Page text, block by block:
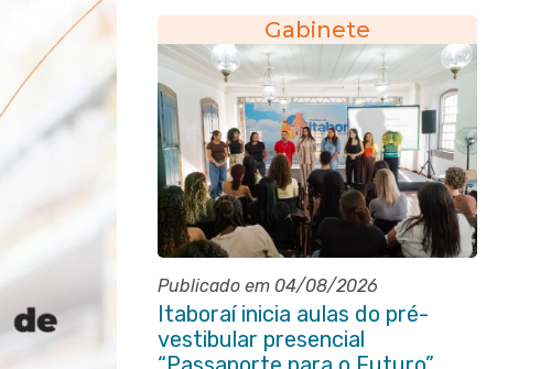
Gabinete
Publicado em 04/08/2026
Itaboraí inicia aulas do pré-
vestibular presencial